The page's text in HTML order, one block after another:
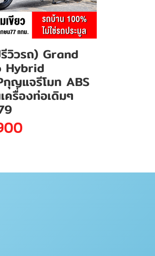
วิวรถ) Grand
Hybrid
กุญแจรีโมท ABS
ครื่องท่อเดิมๆ